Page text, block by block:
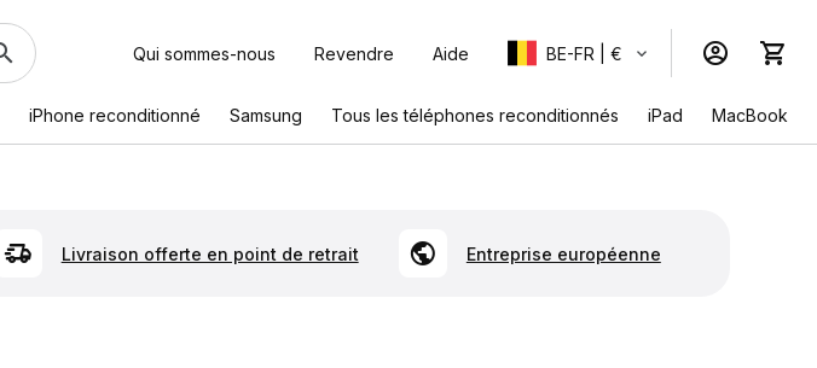
Qui sommes-nous Revendre Aide BE-FR | €
iPhone reconditionné Samsung Tous les téléphones reconditionnés iPad MacBook
Livraison offerte en point de retrait Entreprise européenne